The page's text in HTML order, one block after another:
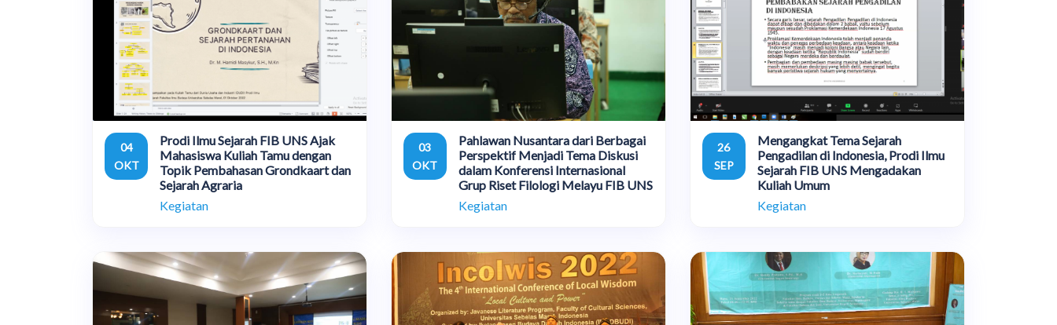
04
OKT
Prodi Ilmu Sejarah FIB UNS Ajak
Mahasiswa Kuliah Tamu dengan
Topik Pembahasan Grondkaart dan
Sejarah Agraria
Kegiatan
03
OKT
Pahlawan Nusantara dari Berbagai
Perspektif Menjadi Tema Diskusi
dalam Konferensi Internasional
Grup Riset Filologi Melayu FIB UNS
Kegiatan
26
SEP
Mengangkat Tema Sejarah
Pengadilan di Indonesia, Prodi Ilmu
Sejarah FIB UNS Mengadakan
Kuliah Umum
Kegiatan